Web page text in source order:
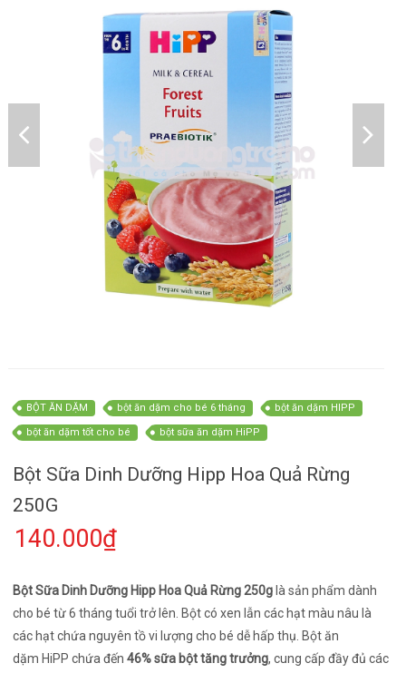
BỘT ĂN DẶM bột ăn dặm cho bé 6 tháng bột ăn dặm HIPP
bột ăn dặm tốt cho bé bột sữa ăn dặm HiPP
Bột Sữa Dinh Dưỡng Hipp Hoa Quả Rừng
250G
140.000₫
Bột Sữa Dinh Dưỡng Hipp Hoa Quả Rừng 250glà sản phẩm dành
cho bé từ 6 tháng tuổi trở lên. Bột có xen lẫn các hạt màu nâu là
các hạt chứa nguyên tồ vi lượng cho bé dễ hấp thụ. Bột ăn
dặm HiPP chứa đến 46% sữa bột tăng trưởng, cung cấp đầy đủ các